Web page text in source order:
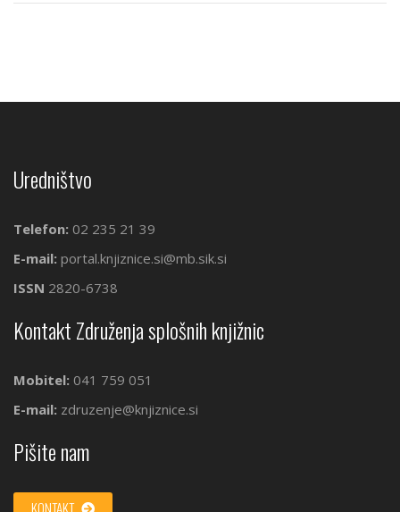
Uredništvo
Telefon: 02 235 21 39
E-mail: portal.knjiznice.si@mb.sik.si
ISSN 2820-6738
Kontakt Združenja splošnih knjižnic
Mobitel: 041 759 051
E-mail: zdruzenje@knjiznice.si
Pišite nam
KONTAKT